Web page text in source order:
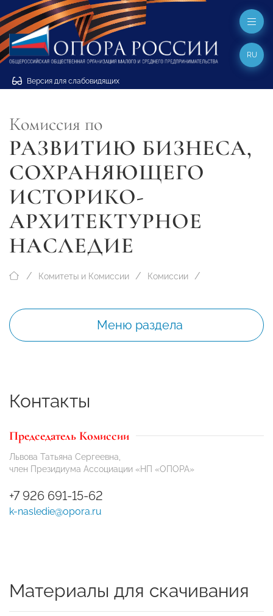
Версия для слабовидящих
RU
Комиссия по
РАЗВИТИЮ БИЗНЕСА,
СОХРАНЯЮЩЕГО
ИСТОРИКО-
АРХИТЕКТУРНОЕ
НАСЛЕДИЕ
Комитеты и Комиссии Комиссии
Меню раздела
Контакты
Председатель Комиссии
Львова Татьяна Сергеевна,
член Президиума Ассоциации «НП «ОПОРА»
+7 926 691-15-62
k-nasledie@opora.ru
Материалы для скачивания